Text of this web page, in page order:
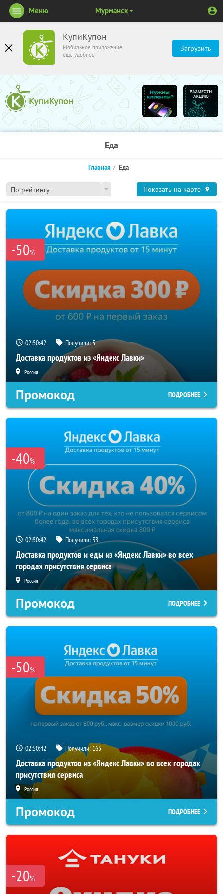
КупиКупон
Мобильное приложение
ещё удобнее
Загрузить
Меню Мурманск
Еда
По рейтингу
Главная Еда
Показать на карте
-50%
02:50:41 Получили:5
Доставка продуктов из «Яндекс Лавки»
Россия
Промокод ПОДРОБНЕЕ
-40%
02:50:41 Получили: 38
Доставка продуктов и еды из «Яндекс Лавки» во всех
городах присутствия сервиса
Россия
Промокод ПОДРОБНЕЕ
-50%
02:50:41 Получили: 165
Доставка продуктов из «Яндекс Лавки» во всех городах
присутствия сервиса
Россия
Промокод ПОДРОБНЕЕ
-20%